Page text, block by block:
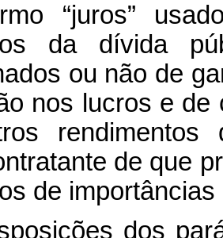
“juros”
da dívida
ou não de
nos lucros e
de que
de
dos